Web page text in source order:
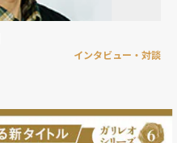
インタビュー・対談